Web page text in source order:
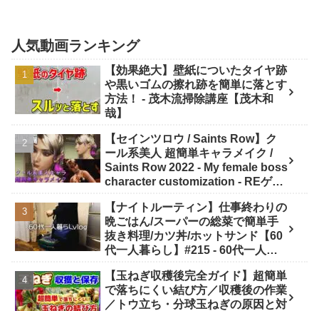
人気動画ランキング
【効果絶大】壁紙についたタイヤ跡
や黒いゴムの擦れ跡を簡単に落とす
方法！ - 茂木流掃除講座【茂木和
哉】
【セインツロウ / Saints Row】ク
ール系美人 超簡単キャラメイク /
Saints Row 2022 - My female boss
character customization - REゲー
【ナイトルーティン】仕事終わりの
晩ごはん/スーパーの総菜で簡単手
抜き料理/カツ丼/ホットサンド【60
代一人暮らし】#215 - 60代一人暮
【玉ねぎ収穫後完全ガイド】超簡単
で落ちにくい結び方／収穫後の作業
／トウ立ち・分球玉ねぎの原因と対